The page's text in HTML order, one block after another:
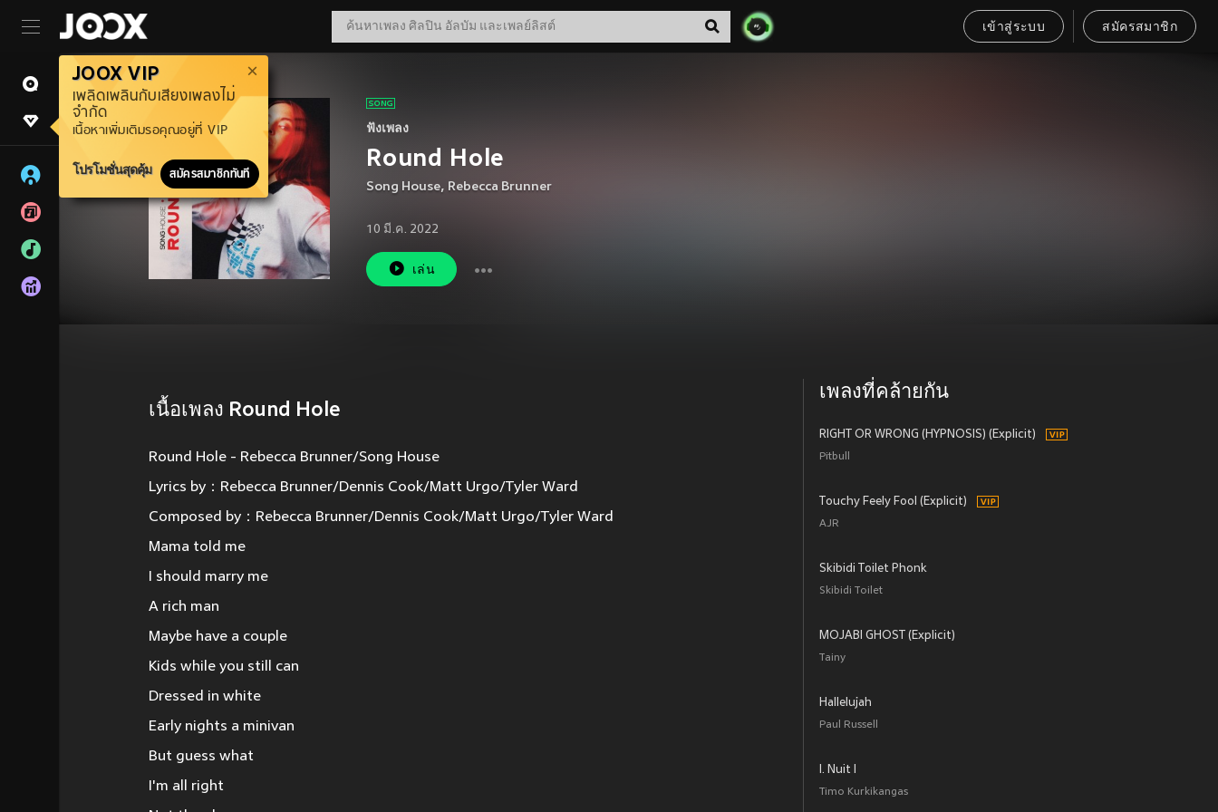
เข้าสู่ระบบ สมัครสมาชิก
JOOX VIP
เพลิดเพลินกับเสียงเพลงไม่
จำกัด
เนื้อหาเพิ่มเติมรอคุณอยู่ที่ VIP
โปรโมชั่นสุดคุ้ม สมัครสมาชิกทันที
ฟังเพลง
Round Hole
Song House, Rebecca Brunner
10 มี.ค. 2022
เล่น
เนื้อเพลง Round Hole
Round Hole - Rebecca Brunner/Song House
Lyrics by：Rebecca Brunner/Dennis Cook/Matt Urgo/Tyler Ward
Composed by：Rebecca Brunner/Dennis Cook/Matt Urgo/Tyler Ward
Mama told me
I should marry me
A rich man
Maybe have a couple
Kids while you still can
Dressed in white
Early nights a minivan
But guess what
I'm all right
เพลงที่คล้ายกัน
RIGHT OR WRONG (HYPNOSIS) (Explicit)
Pitbull
Touchy Feely Fool (Explicit)
AJR
Skibidi Toilet Phonk
Skibidi Toilet
MOJABI GHOST (Explicit)
Tainy
Hallelujah
Paul Russell
I. Nuit I
Timo Kurkikangas